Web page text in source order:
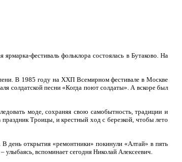
фестиваль фольклора состоялась в Бутаково. На
В 1985 году на XXП Всемирном фестивале в Москве
солдатской песни «Когда поют солдаты». А вскоре был
моде, сохраняя свою самобытность, традиции и
Троицы, и крестный ход с березкой, чтобы лето
день открытия «ремонтники» покинули «Алтай» в пять
улыбаясь, вспоминает сегодня Николай Алексеевич.